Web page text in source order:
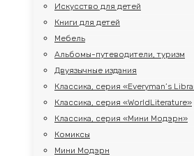
Искусство для детей
Книги для детей
Мебель
Альбомы-путеводители, туризм
Двуязычные издания
Классика, серия «Everyman’s
Классика, серия «WorldLiterature»
Классика, серия «Мини Модэрн»
Комиксы
Мини Модэрн